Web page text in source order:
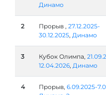
Динамо
2 Прорыв , 27.12.2025-
30.12.2025, Динамо
3 Кубок Олимпа,
12.04.2026, Динамо
4 Прорыв, 6.09.2025-